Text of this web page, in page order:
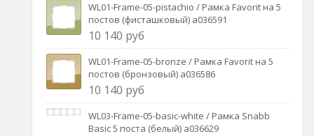
WL01-Frame-05-pistachio / Рамка Favorit на 5
постов (фисташковый) a036591
10 140 руб
WL01-Frame-05-bronze / Рамка Favorit на 5
постов (бронзовый) a036586
10 140 руб
WL03-Frame-05-basic-white / Рамка Snabb
Basic 5 поста (белый) a036629